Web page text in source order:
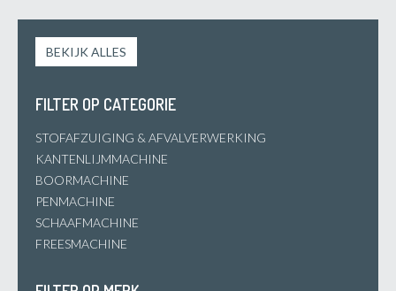
BEKIJK ALLES
FILTER OP CATEGORIE
STOFAFZUIGING & AFVALVERWERKING
KANTENLIJMMACHINE
BOORMACHINE
PENMACHINE
SCHAAFMACHINE
FREESMACHINE